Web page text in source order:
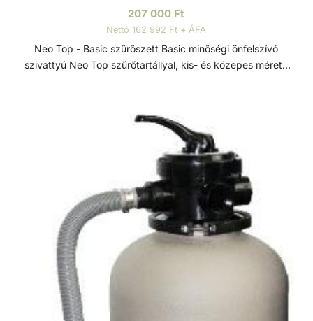
207 000 Ft
Nettó 162 992 Ft + ÁFA
Neo Top - Basic szűrőszett Basic minőségi önfelszívó
szivattyú Neo Top szűrőtartállyal, kis- és közepes méretű
alapanyagú, ellenálló szűrőtartály 6 útú váltószeleppel.
Továbbá minden, a szett összeálításához szükséges
alkatrész, amely az optimális működést biztosítja.
Szűrőszettek A homokszűrő rendszereket úgy tervezték és
szerelték fel, hogy az energiahatékonyság és a kiemelkedő
víztisztaság ideális kombinációját kínálják. A szűrőméretek,
szivattyúk és tartozékok széles választéka lehetővé teszi,
hogy az medencéhez legjobban illeszkedő rendszert
válasszuk. A szűrőrendszereket gyors összeszerelésre és
az alkatrészek precíz összhangolt működésre tervezték. A
szivattyúk és szűrők teljesítménye a maximális áramlás és
energiahatékonyság érdekében van összehangolva. A
szűrők polipropilénből vannak öntve a hosszú élettartam